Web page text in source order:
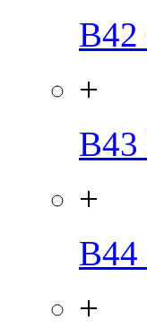
B42
+
B43
+
B44
+